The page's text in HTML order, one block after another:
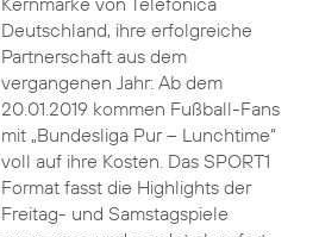
Deutschland, ihre erfolgreiche
Partnerschaft aus dem
vergangenen Jahr: Ab dem
20.01.2019 kommen Fußball-Fans
mit „Bundesliga Pur – Lunchtime“
voll auf ihre Kosten. Das SPORT1
Format fasst die Highlights der
Freitag- und Samstagspiele